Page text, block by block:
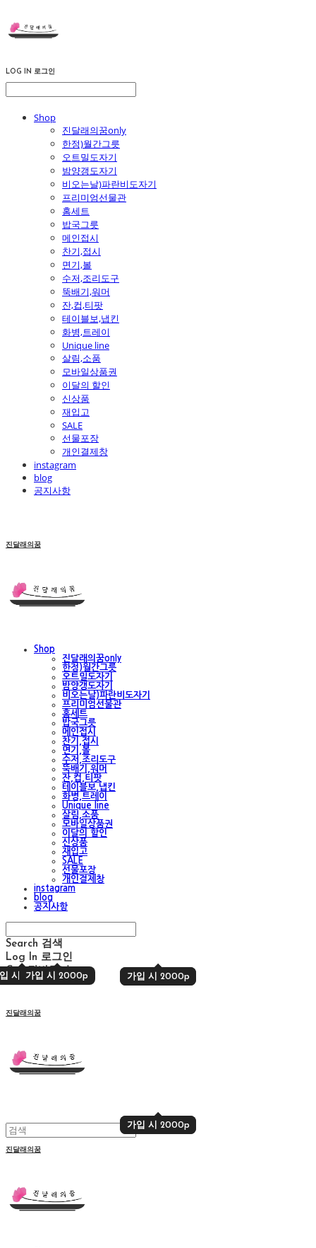
LOG IN 로그인
Shop
진달래의꿈only
한정)월간그릇
오트밀도자기
밤양갱도자기
비오는날)파란비도자기
프리미엄선물관
홈세트
밥국그릇
메인접시
찬기,접시
면기,볼
수저,조리도구
뚝배기,워머
잔,컵,티팟
테이블보,냅킨
화병,트레이
Unique line
살림,소품
모바일상품권
이달의 할인
신상품
재입고
SALE
선물포장
개인결제창
instagram
blog
공지사항
진달래의꿈
Shop
진달래의꿈only
한정)월간그릇
오트밀도자기
밤양갱도자기
비오는날)파란비도자기
프리미엄선물관
홈세트
밥국그릇
메인접시
찬기,접시
면기,볼
수저,조리도구
뚝배기,워머
잔,컵,티팟
테이블보,냅킨
화병,트레이
Unique line
살림,소품
모바일상품권
이달의 할인
신상품
재입고
SALE
선물포장
개인결제창
instagram
blog
공지사항
Search 검색
Log In
시 2000p
로그인
가입 시 2000p 가입 시 2000p
가입 시 2000p
Cart장바구니
진달래의꿈
가입 시 2000p
가입 시 2000p
진달래의꿈